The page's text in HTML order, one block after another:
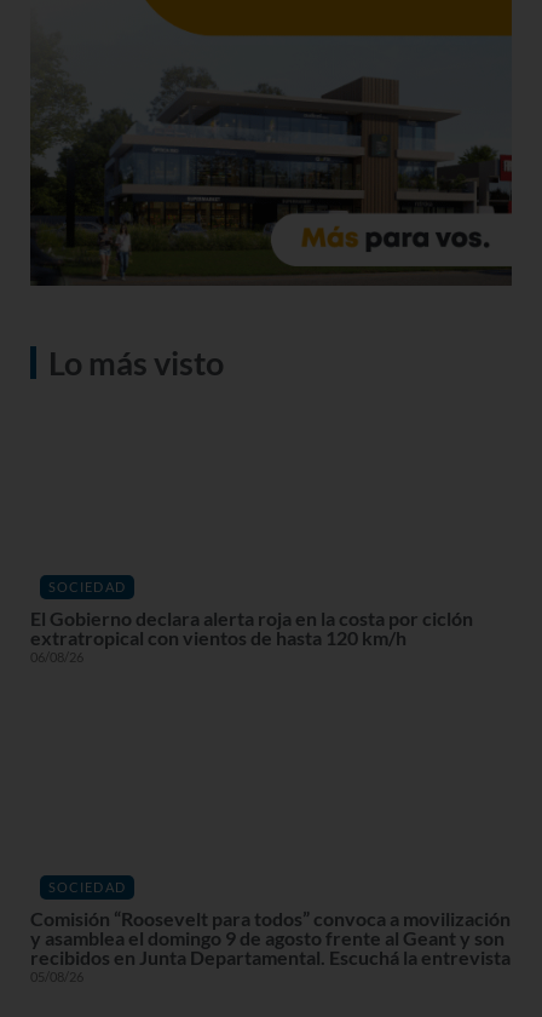
Lo más visto
SOCIEDAD
El Gobierno declara alerta roja en la costa por ciclón
extratropical con vientos de hasta 120 km/h
06/08/26
SOCIEDAD
Comisión “Roosevelt para todos” convoca a movilización
y asamblea el domingo 9 de agosto frente al Geant y son
recibidos en Junta Departamental. Escuchá la entrevista
05/08/26